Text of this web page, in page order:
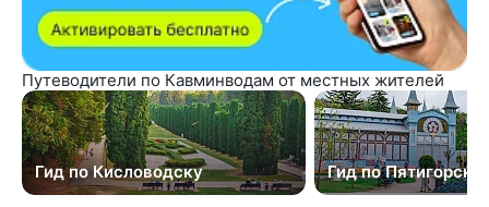
Путеводители по Кавминводам от местных жителей
Гид по Кисловодску Гид по Пятигорску